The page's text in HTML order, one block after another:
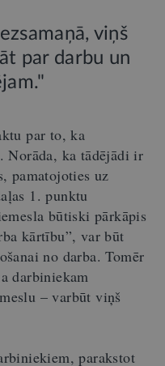
viņš
par darbu un
par to, ka
Norāda, ka tādējādi ir
pamatojoties uz
1. punktu
būtiski pārkāpis
kārtību”, var būt
no darba. Tomēr
darbiniekam
– varbūt viņš
parakstot